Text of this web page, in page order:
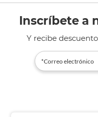
Inscríbete a
Y recibe